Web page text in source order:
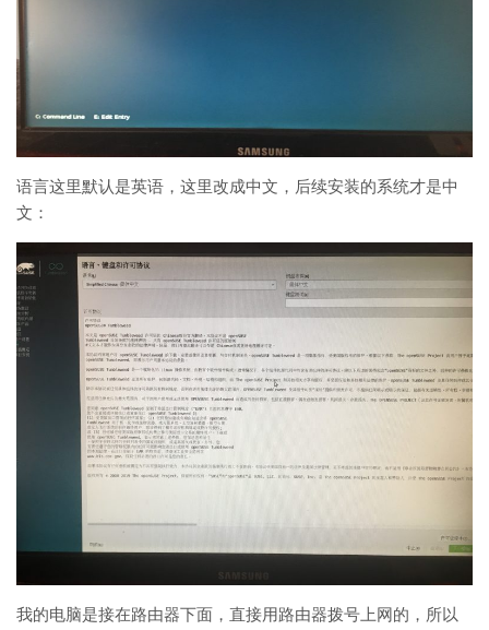
语言这里默认是英语，这里改成中文，后续安装的系统才是中
文：
我的电脑是接在路由器下面，直接用路由器拨号上网的，所以